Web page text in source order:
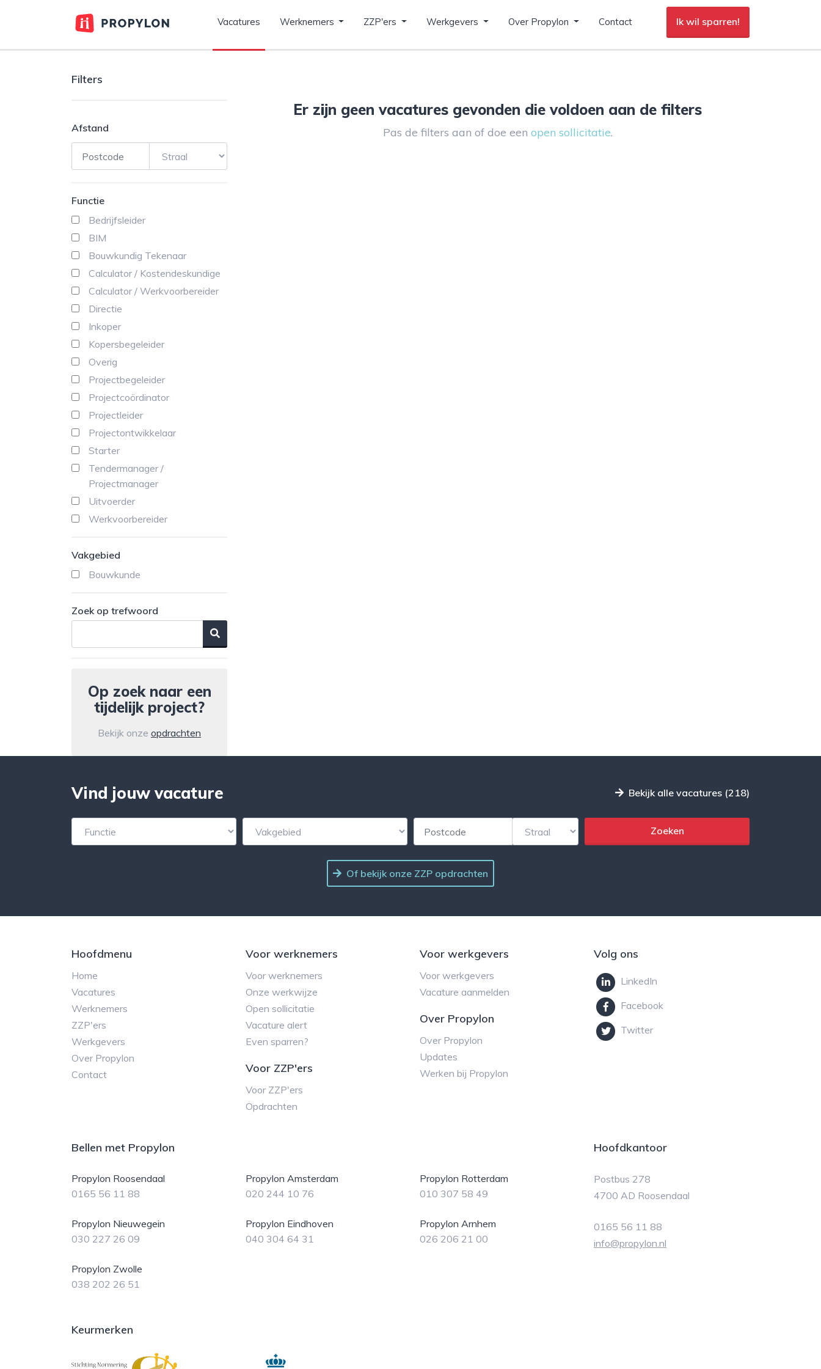
Vacatures Werknemers ZZP'ers Werkgevers Over Propylon Contact Ik wil sparren!
Filters
Afstand
Functie
Bedrijfsleider
BIM
Bouwkundig Tekenaar
Calculator / Kostendeskundige
Calculator / Werkvoorbereider
Directie
Inkoper
Kopersbegeleider
Overig
Projectbegeleider
Projectcoördinator
Projectleider
Projectontwikkelaar
Starter
Tendermanager /
Projectmanager
Uitvoerder
Werkvoorbereider
Vakgebied
Bouwkunde
Zoek op trefwoord
Op zoek naar een
tijdelijk project?
Bekijk onze opdrachten
Er zijn geen vacatures gevonden die voldoen aan de filters
Pas de filters aan of doe een open sollicitatie.
Vind jouw vacature Bekijk alle vacatures (218)
Of bekijk onze ZZP opdrachten
Hoofdmenu
Home
Vacatures
Werknemers
ZZP'ers
Werkgevers
Over Propylon
Contact
Voor werknemers
Voor werknemers
Onze werkwijze
Open sollicitatie
Vacature alert
Even sparren?
Voor ZZP'ers
Voor ZZP'ers
Opdrachten
Voor werkgevers
Voor werkgevers
Vacature aanmelden
Over Propylon
Over Propylon
Updates
Werken bij Propylon
Volg ons
LinkedIn
Facebook
Twitter
Bellen met Propylon
Propylon Roosendaal
0165 56 11 88
Propylon Amsterdam
020 244 10 76
Propylon Rotterdam
010 307 58 49
Propylon Nieuwegein
030 227 26 09
Propylon Eindhoven
040 304 64 31
Propylon Arnhem
026 206 21 00
Propylon Zwolle
038 202 26 51
Hoofdkantoor
Postbus 278
4700 AD Roosendaal
0165 56 11 88
info@propylon.nl
Keurmerken